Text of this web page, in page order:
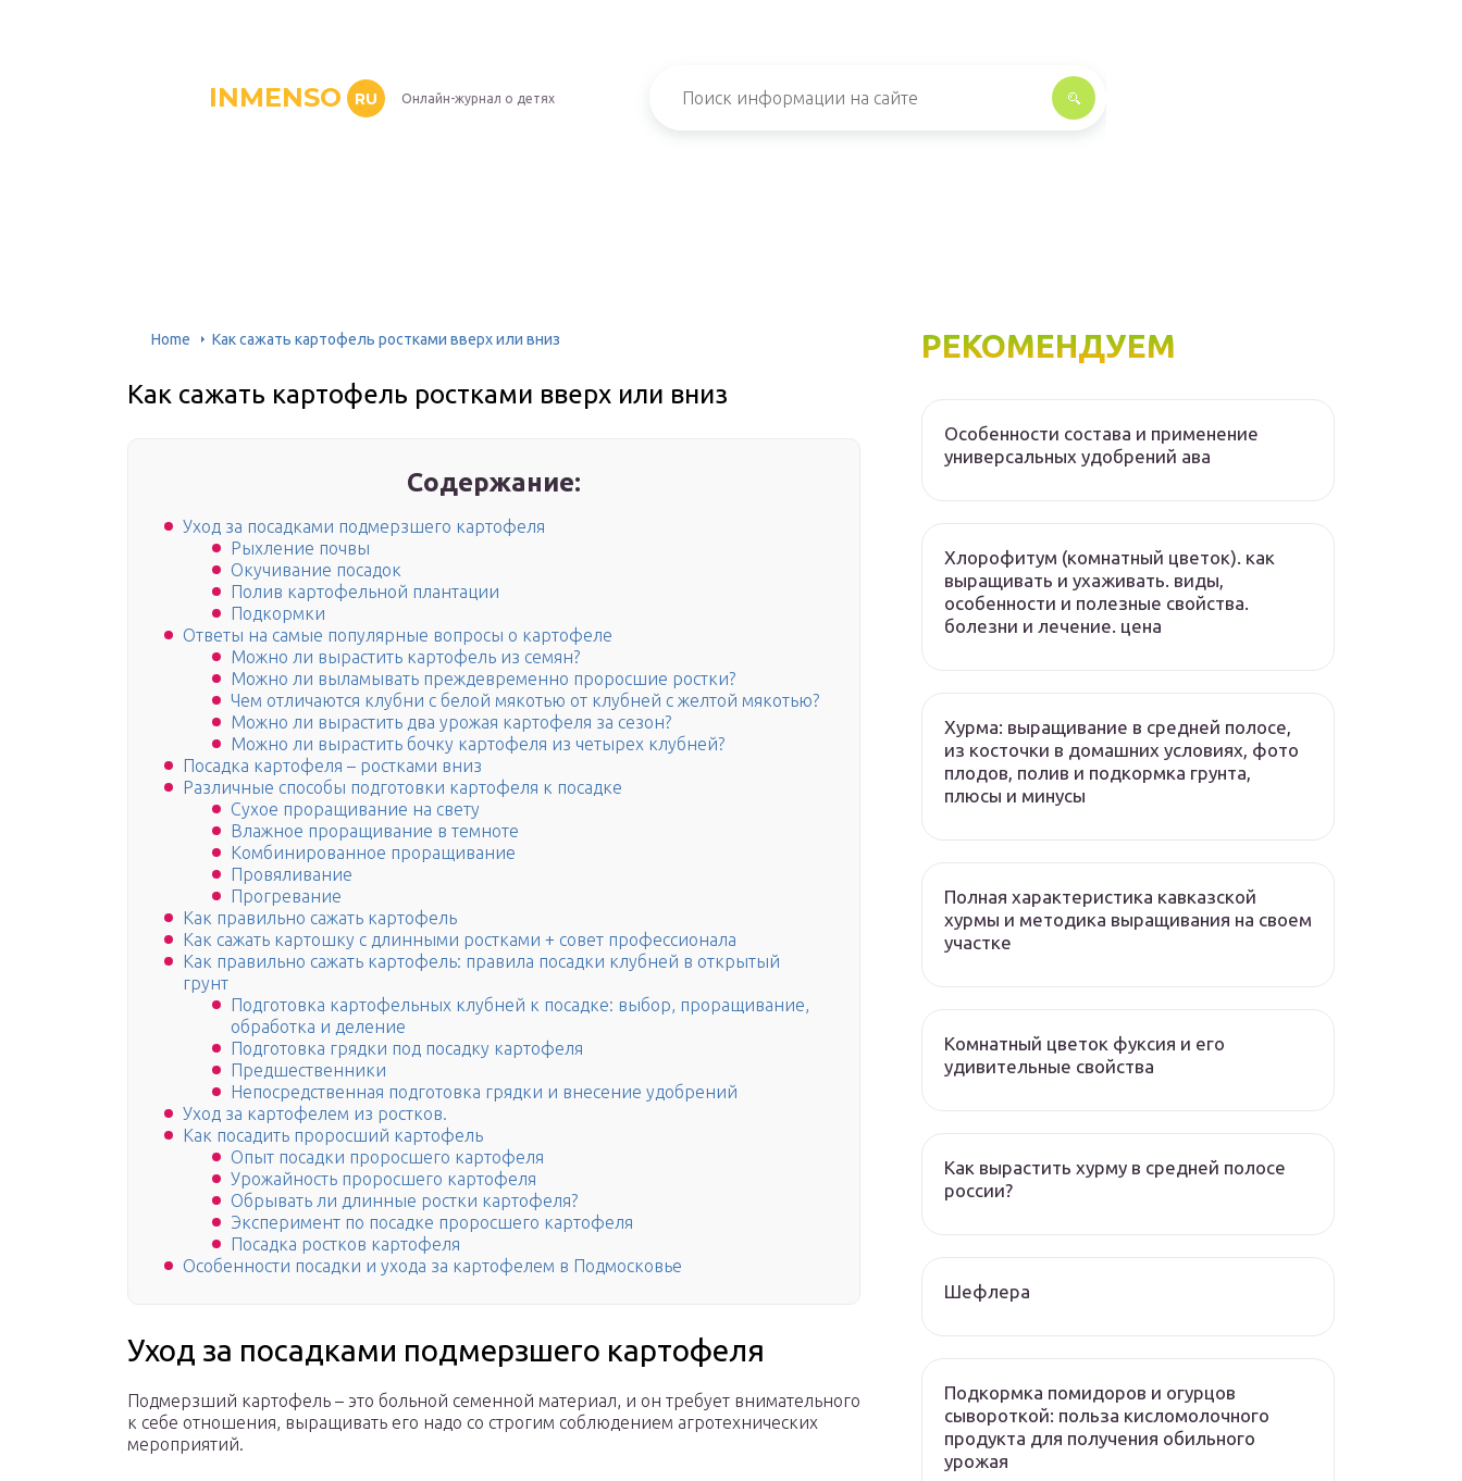
INMENSO RU Онлайн-журнал о детях
Home Как сажать картофель ростками вверх или вниз
Как сажать картофель ростками вверх или вниз
Содержание:
Уход за посадками подмерзшего картофеля
Рыхление почвы
Окучивание посадок
Полив картофельной плантации
Подкормки
Ответы на самые популярные вопросы о картофеле
Можно ли вырастить картофель из семян?
Можно ли выламывать преждевременно проросшие ростки?
Чем отличаются клубни с белой мякотью от клубней с желтой мякотью?
Можно ли вырастить два урожая картофеля за сезон?
Можно ли вырастить бочку картофеля из четырех клубней?
Посадка картофеля – ростками вниз
Различные способы подготовки картофеля к посадке
Сухое проращивание на свету
Влажное проращивание в темноте
Комбинированное проращивание
Провяливание
Прогревание
Как правильно сажать картофель
Как сажать картошку с длинными ростками + совет профессионала
Как правильно сажать картофель: правила посадки клубней в открытый
грунт
Подготовка картофельных клубней к посадке: выбор, проращивание,
обработка и деление
Подготовка грядки под посадку картофеля
Предшественники
Непосредственная подготовка грядки и внесение удобрений
Уход за картофелем из ростков.
Как посадить проросший картофель
Опыт посадки проросшего картофеля
Урожайность проросшего картофеля
Обрывать ли длинные ростки картофеля?
Эксперимент по посадке проросшего картофеля
Посадка ростков картофеля
Особенности посадки и ухода за картофелем в Подмосковье
Уход за посадками подмерзшего картофеля
Подмерзший картофель – это больной семенной материал, и он требует внимательного
к себе отношения, выращивать его надо со строгим соблюдением агротехнических
мероприятий.
РЕКОМЕНДУЕМ
Особенности состава и применение
универсальных удобрений ава
Хлорофитум (комнатный цветок). как
выращивать и ухаживать. виды,
особенности и полезные свойства.
болезни и лечение. цена
Хурма: выращивание в средней полосе,
из косточки в домашних условиях, фото
плодов, полив и подкормка грунта,
плюсы и минусы
Полная характеристика кавказской
хурмы и методика выращивания на своем
участке
Комнатный цветок фуксия и его
удивительные свойства
Как вырастить хурму в средней полосе
россии?
Шефлера
Подкормка помидоров и огурцов
сывороткой: польза кисломолочного
продукта для получения обильного
урожая